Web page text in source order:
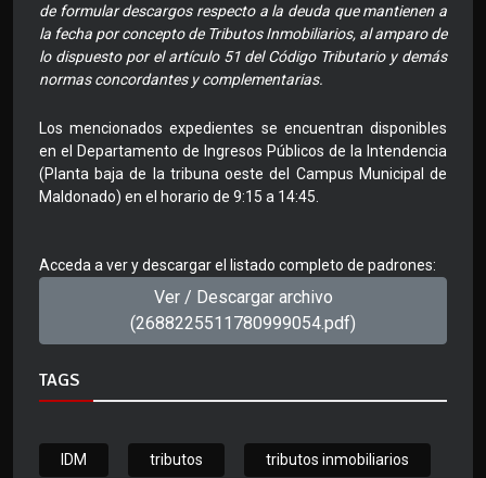
de formular descargos respecto a la deuda que mantienen a
la fecha por concepto de Tributos Inmobiliarios, al amparo de
lo dispuesto por el artículo 51 del Código Tributario y demás
normas concordantes y complementarias.
Los mencionados expedientes se encuentran disponibles
en el Departamento de Ingresos Públicos de la Intendencia
(Planta baja de la tribuna oeste del Campus Municipal de
Maldonado) en el horario de 9:15 a 14:45.
Acceda a ver y descargar el listado completo de padrones:
Ver / Descargar archivo
(2688225511780999054.pdf)
TAGS
IDM tributos tributos inmobiliarios